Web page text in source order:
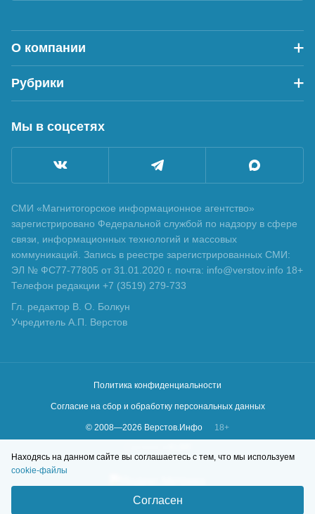
О компании
Рубрики
Мы в соцсетях
СМИ «Магнитогорское информационное агентство»
зарегистрировано Федеральной службой по надзору в сфере
связи, информационных технологий и массовых
коммуникаций. Запись в реестре зарегистрированных СМИ:
ЭЛ № ФС77-77805 от 31.01.2020 г. почта: info@verstov.info 18+
Телефон редакции +7 (3519) 279-733
Гл. редактор В. О. Болкун
Учредитель А.П. Верстов
Политика конфиденциальности
Согласие на сбор и обработку персональных данных
© 2008—2026 Верстов.Инфо
18+
Находясь на данном сайте вы соглашаетесь с тем, что мы используем
cookie-файлы
Согласен